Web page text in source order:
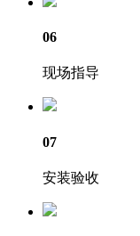
06
现场指导
07
安装验收